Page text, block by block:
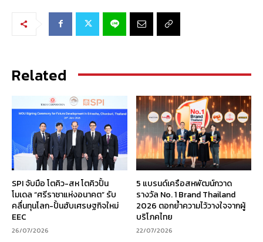
Related
SPI จับมือ โตคิว-สห โตคิวปั้น
โมเดล “ศรีราชาแห่งอนาคต” รับ
คลื่นทุนโลก-ปั้นฮับเศรษฐกิจใหม่
EEC
26/07/2026
5 แบรนด์เครือสหพัฒน์กวาด
รางวัล No. 1 Brand Thailand
2026 ตอกย้ำความไว้วางใจจากผู้
บริโภคไทย
22/07/2026